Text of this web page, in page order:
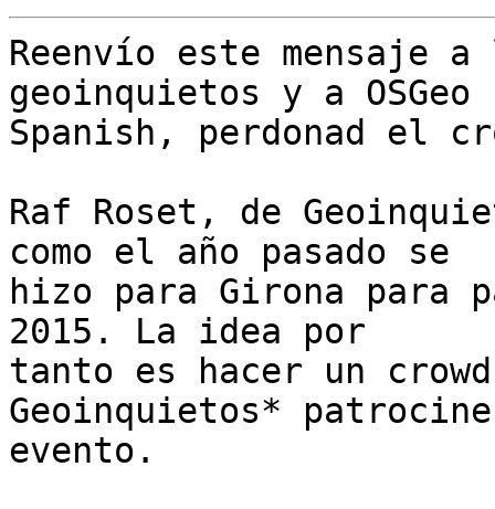
Reenvío este mensaje
geoinquietos y a OSGeo
Spanish, perdonad el
Raf Roset, de
como el año pasado se
hizo para Girona para
2015. La idea por
tanto es hacer un
Geoinquietos*
evento.